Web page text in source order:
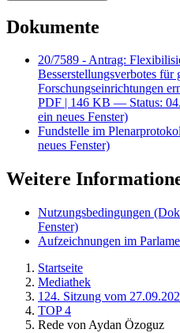
Dokumente
20/7589 - Antrag:
Besserstellungsverbotes für
Forschungseinrichtungen
PDF | 146 KB — Status:
ein neues Fenster)
Fundstelle im
neues Fenster)
Weitere
Nutzungsbedingungen
Fenster)
Aufzeichnungen im
Startseite
Mediathek
124. Sitzung vom
TOP 4
Rede von Aydan Özoguz